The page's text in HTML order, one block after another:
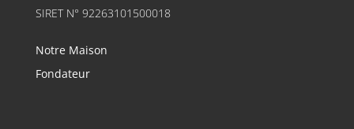
SIRET N° 92263101500018
Notre Maison
Fondateur